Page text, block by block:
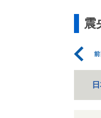
震